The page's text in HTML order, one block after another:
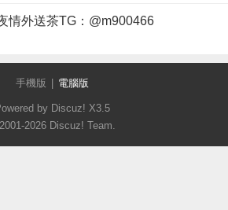
情外送茶TG：@m900466
手機版 電腦版
by Discuz! X3.5
2026 Discuz! Team.